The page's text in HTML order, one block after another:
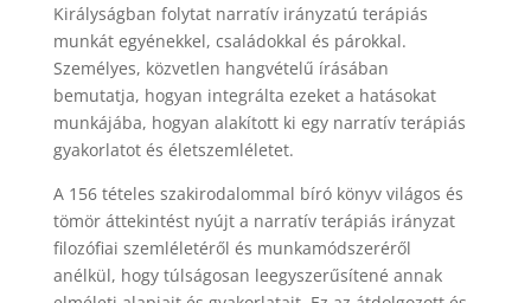
Királyságban folytat narratív irányzatú terápiás
munkát egyénekkel, családokkal és párokkal.
Személyes, közvetlen hangvételű írásában
bemutatja, hogyan integrálta ezeket a hatásokat
munkájába, hogyan alakított ki egy narratív terápiás
gyakorlatot és életszemléletet.
A 156 tételes szakirodalommal bíró könyv világos és
tömör áttekintést nyújt a narratív terápiás irányzat
filozófiai szemléletéről és munkamódszeréről
anélkül, hogy túlságosan leegyszerűsítené annak